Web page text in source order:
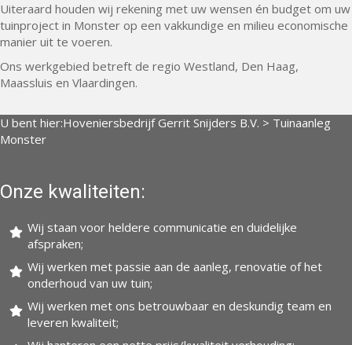
Uiteraard houden wij rekening met uw wensen én budget om uw
tuinproject in Monster op een vakkundige en milieu economische
manier uit te voeren.
Ons werkgebied betreft de regio Westland, Den Haag,
Maassluis en Vlaardingen.
U bent hier:Hoveniersbedrijf Gerrit Snijders B.V. > Tuinaanleg
Monster
Onze kwaliteiten:
Wij staan voor heldere communicatie en duidelijke
afspraken;
Wij werken met passie aan de aanleg, renovatie of het
onderhoud van uw tuin;
Wij werken met ons betrouwbaar en deskundig team en
leveren kwaliteit;